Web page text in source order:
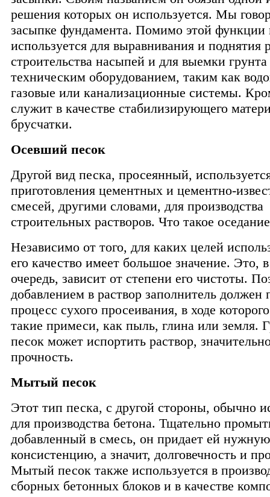
решения которых он используется. Мы
засыпке фундамента. Помимо этой функции
используется для выравнивания и поднятия
строительства насыпей и для выемки
техническим оборудованием, таким как
газовые или канализационные системы.
служит в качестве стабилизирующего
брусчатки.
Осевший песок
Другой вид песка, просеянный,
приготовления цементных и цементно-
смесей, другими словами, для производства
строительных растворов. Что такое
Независимо от того, для каких целей
его качество имеет большое значение. Это,
очередь, зависит от степени его чистоты.
добавлением в раствор заполнитель должен
процесс сухого просеивания, в ходе
такие примеси, как пыль, глина или земля.
песок может испортить раствор,
прочность.
Мытый песок
Этот тип песка, с другой стороны, обычно
для производства бетона. Тщательно
добавленный в смесь, он придает ей нужную
консистенцию, а значит, долговечность и
Мытый песок также используется в
сборных бетонных блоков и в качестве